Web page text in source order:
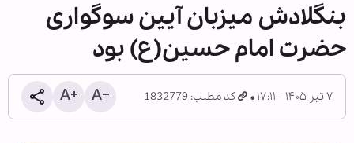
بنگلادش میزبان آیین سوگواری
حضرت امام حسین(ع) بود
۷ تیر ۱۴۰۵ - ۱۷:۱۱ کد مطلب: 1832779